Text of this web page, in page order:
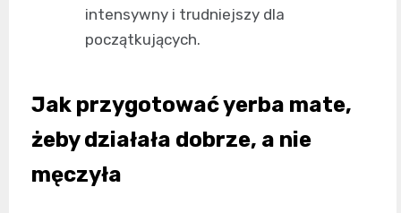
intensywny i trudniejszy dla
początkujących.
Jak przygotować yerba mate,
żeby działała dobrze, a nie
męczyła